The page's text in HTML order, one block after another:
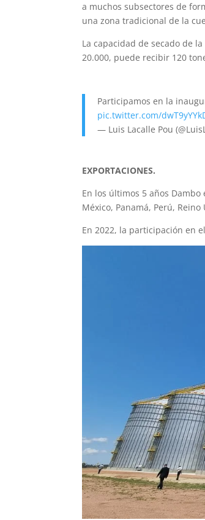
a muchos subsectores de
una zona tradicional de la
La capacidad de secado de
20.000, puede recibir 120
Participamos en la
pic.twitter.com/
— Luis Lacalle Pou
EXPORTACIONES.
En los últimos 5 años Dambo
México, Panamá, Perú,
En 2022, la participación en